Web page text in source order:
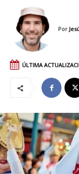
Por
ÚLTIMA